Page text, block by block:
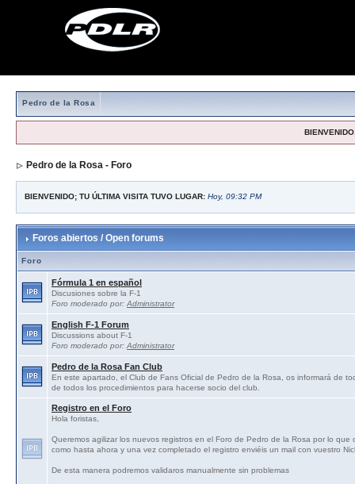
Pedro de la Rosa
Pedro de la Rosa - Foro
BIENVENIDO; TU ÚLTIMA VISITA TUVO LUGAR: Hoy, 09:32 PM
Foros abiertos / Open forums
Foro
Fórmula 1 en español
Discusiones sobre la F-1
Foro moderado por: Administrator
English F-1 Forum
Discussions about F-1
Foro moderado por: Administrator
Pedro de la Rosa Fan Club
En este apartado, el Club de Fans Oficial de Pedro de la Rosa, os informará de
de todos los procedimientos para hacerse socio del club.
Registro en el Foro
Hola foristas,
Queremos agilizar los nuevos registros en el Foro de Pedro de la Rosa por lo
como hasta ahora y una vez completado el registro enviéis un mail con vuestro
De esta manera podremos validaros manualmente sin problemas